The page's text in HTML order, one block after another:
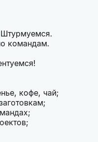
командам.
кофе, чай;